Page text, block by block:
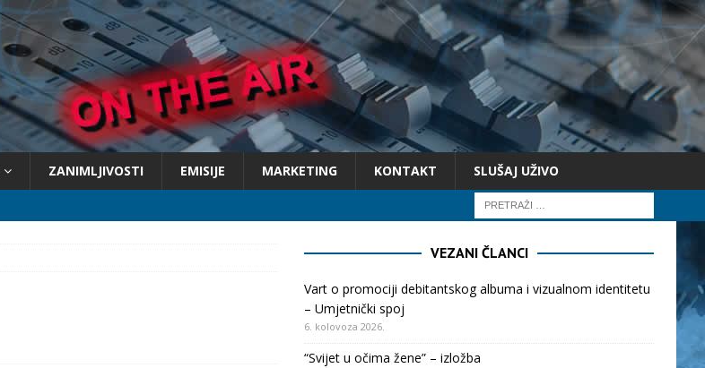
ZANIMLJIVOSTI EMISIJE MARKETING KONTAKT SLUŠAJ UŽIVO
VEZANI ČLANCI
Vart o promociji debitantskog albuma i vizualnom identitetu
– Umjetnički spoj
6. kolovoza 2026.
“Svijet u očima žene” – izložba